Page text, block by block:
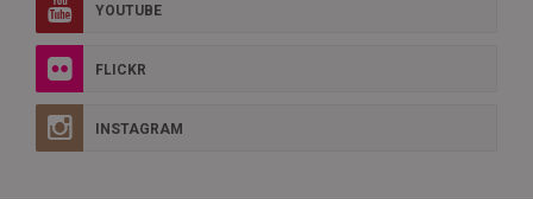
YOUTUBE
FLICKR
INSTAGRAM